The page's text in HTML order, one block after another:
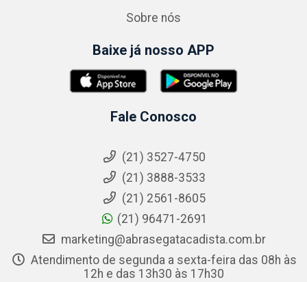
Sobre nós
Baixe já nosso APP
Fale Conosco
(21) 3527-4750
(21) 3888-3533
(21) 2561-8605
(21) 96471-2691
marketing@abrasegatacadista.com.br
Atendimento de segunda a sexta-feira das 08h às
12h e das 13h30 às 17h30